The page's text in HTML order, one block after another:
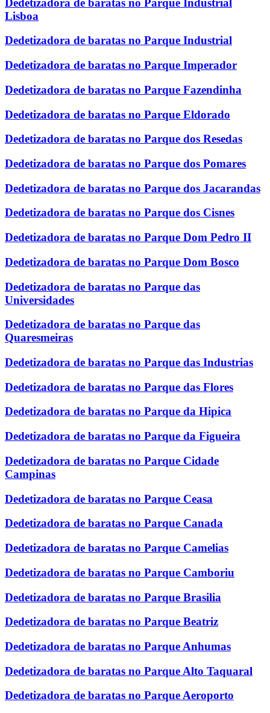
Lisboa
Dedetizadora de baratas no Parque Industrial
Dedetizadora de baratas no Parque Imperador
Dedetizadora de baratas no Parque Fazendinha
Dedetizadora de baratas no Parque Eldorado
Dedetizadora de baratas no Parque dos Resedas
Dedetizadora de baratas no Parque dos Pomares
Dedetizadora de baratas no Parque dos Jacarandas
Dedetizadora de baratas no Parque dos Cisnes
Dedetizadora de baratas no Parque Dom Pedro II
Dedetizadora de baratas no Parque Dom Bosco
Dedetizadora de baratas no Parque das
Universidades
Dedetizadora de baratas no Parque das
Quaresmeiras
Dedetizadora de baratas no Parque das Industrias
Dedetizadora de baratas no Parque das Flores
Dedetizadora de baratas no Parque da Hipica
Dedetizadora de baratas no Parque da Figueira
Dedetizadora de baratas no Parque Cidade
Campinas
Dedetizadora de baratas no Parque Ceasa
Dedetizadora de baratas no Parque Canada
Dedetizadora de baratas no Parque Camelias
Dedetizadora de baratas no Parque Camboriu
Dedetizadora de baratas no Parque Brasilia
Dedetizadora de baratas no Parque Beatriz
Dedetizadora de baratas no Parque Anhumas
Dedetizadora de baratas no Parque Alto Taquaral
Dedetizadora de baratas no Parque Aeroporto